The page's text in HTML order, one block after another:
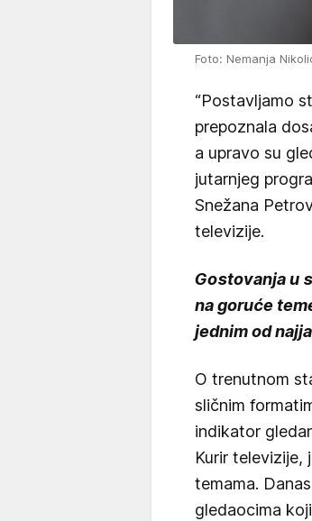
Foto: Nemanja
“Postavljamo
prepoznala
a upravo su
jutarnjeg
Snežana
televizije.
Gostovanja u
na goruće
jednim od
O trenutnom
sličnim
indikator
Kurir televizije,
temama.
gledaocima